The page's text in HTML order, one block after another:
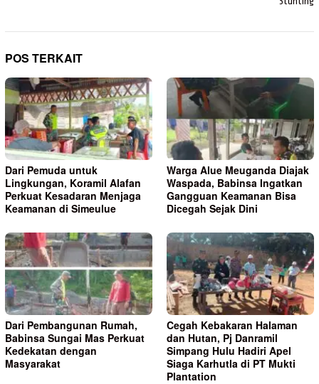
POS TERKAIT
Dari Pemuda untuk
Lingkungan, Koramil Alafan
Perkuat Kesadaran Menjaga
Keamanan di Simeulue
Warga Alue Meuganda Diajak
Waspada, Babinsa Ingatkan
Gangguan Keamanan Bisa
Dicegah Sejak Dini
Dari Pembangunan Rumah,
Babinsa Sungai Mas Perkuat
Kedekatan dengan
Masyarakat
Cegah Kebakaran Halaman
dan Hutan, Pj Danramil
Simpang Hulu Hadiri Apel
Siaga Karhutla di PT Mukti
Plantation